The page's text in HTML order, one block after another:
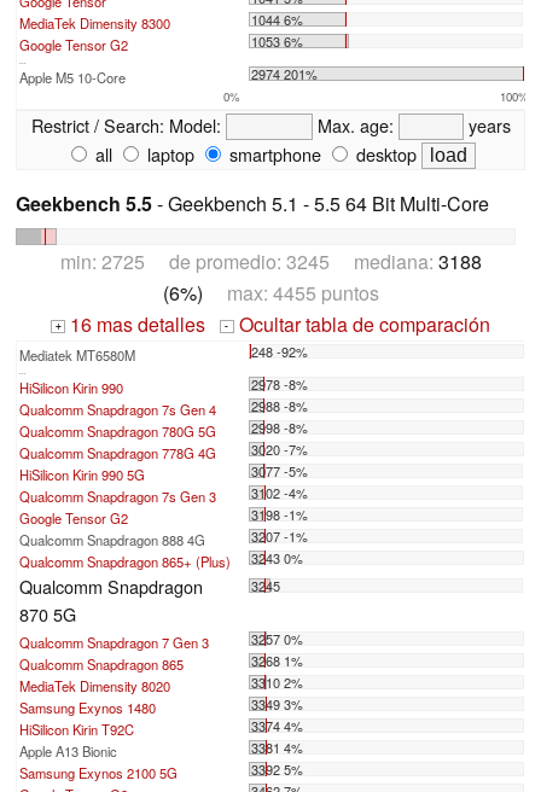
MediaTek Dimensity 8300
1044 6%
Google Tensor G2
1053 6%
Apple M5 10-Core 2974 201%
0% 100%
Restrict / Search: Model: Max. age:
years
all
laptop smartphone desktop
Geekbench 5.5- Geekbench 5.1 - 5.5 64 Bit Multi-Core
min: 2725 de promedio: 3245 mediana: 3188
(6%) max: 4455 puntos
+ 16 mas detalles - Ocultar tabla de comparación
Mediatek MT6580M 248 -92%
...
HiSilicon Kirin 990
2978 -8%
Qualcomm Snapdragon 7s Gen 4
2988 -8%
Qualcomm Snapdragon 780G 5G
2998 -8%
Qualcomm Snapdragon 778G 4G
3020 -7%
HiSilicon Kirin 990 5G
3077 -5%
Qualcomm Snapdragon 7s Gen 3
3102 -4%
Google Tensor G2
3198 -1%
Qualcomm Snapdragon 888 4G
3207 -1%
Qualcomm Snapdragon 865+ (Plus)
3243 0%
Qualcomm Snapdragon
870 5G
3245
Qualcomm Snapdragon 7 Gen 3
3257 0%
Qualcomm Snapdragon 865
3268 1%
MediaTek Dimensity 8020
3310 2%
Samsung Exynos 1480
3349 3%
HiSilicon Kirin T92C
3374 4%
Apple A13 Bionic
3381 4%
Samsung Exynos 2100 5G
3392 5%